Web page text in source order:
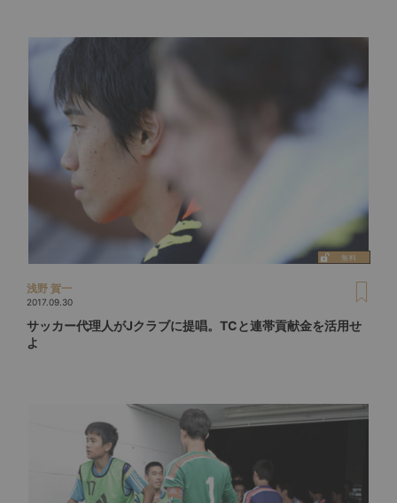
浅野 賀一
2017.09.30
サッカー代理人がJクラブに提唱。TCと連帯貢献金を活用せ
よ